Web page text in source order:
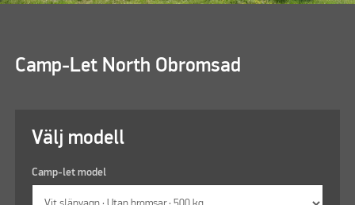
Camp-Let North Obromsad
Välj modell
Camp-let model